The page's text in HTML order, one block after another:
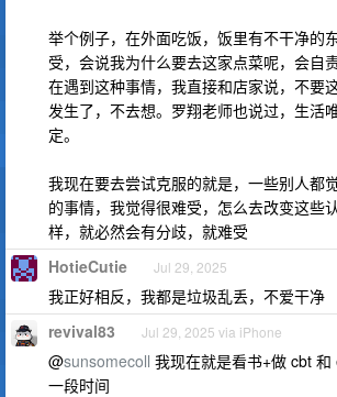
举个例子，在外面吃饭，饭里有不干净的
受，会说我为什么要去这家点菜呢，会自
在遇到这种事情，我直接和店家说，不要
发生了，不去想。罗翔老师也说过，生活
定。
我现在要去尝试克服的就是，一些别人都
的事情，我觉得很难受，怎么去改变这些
样，就必然会有分歧，就难受
HotieCutie Jul 29, 2025
我正好相反，我都是垃圾乱丢，不爱干净
revival83 Jul 29, 2025 via iPhone
@sunsomecoll 我现在就是看书+做 cbt
一段时间